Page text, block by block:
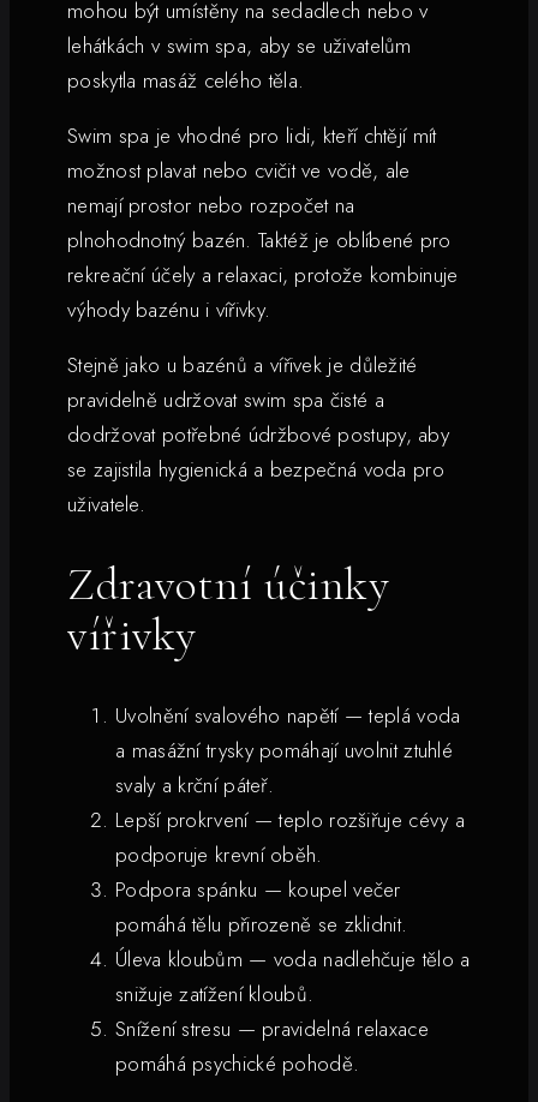
mohou být umístěny na sedadlech nebo v
lehátkách v swim spa, aby se uživatelům
poskytla masáž celého těla.
Swim spa je vhodné pro lidi, kteří chtějí mít
možnost plavat nebo cvičit ve vodě, ale
nemají prostor nebo rozpočet na
plnohodnotný bazén. Taktéž je oblíbené pro
rekreační účely a relaxaci, protože kombinuje
výhody bazénu i vířivky.
Stejně jako u bazénů a vířivek je důležité
pravidelně udržovat swim spa čisté a
dodržovat potřebné údržbové postupy, aby
se zajistila hygienická a bezpečná voda pro
uživatele.
Zdravotní účinky
vířivky
Uvolnění svalového napětí — teplá voda
a masážní trysky pomáhají uvolnit ztuhlé
svaly a krční páteř.
Lepší prokrvení — teplo rozšiřuje cévy a
podporuje krevní oběh.
Podpora spánku — koupel večer
pomáhá tělu přirozeně se zklidnit.
Úleva kloubům — voda nadlehčuje tělo a
snižuje zatížení kloubů.
Snížení stresu — pravidelná relaxace
pomáhá psychické pohodě.